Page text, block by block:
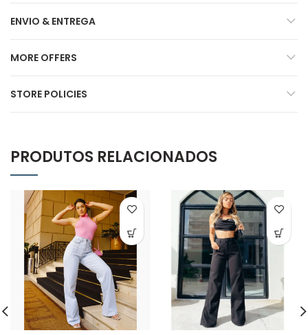
ENVIO & ENTREGA
MORE OFFERS
STORE POLICIES
PRODUTOS RELACIONADOS